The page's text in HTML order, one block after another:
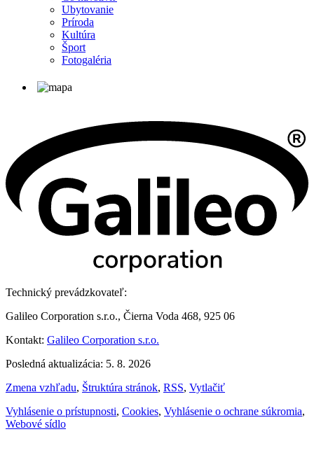
Ubytovanie
Príroda
Kultúra
Šport
Fotogaléria
Technický prevádzkovateľ:
Galileo Corporation s.r.o., Čierna Voda 468, 925 06
Kontakt: Galileo Corporation s.r.o.
Posledná aktualizácia: 5. 8. 2026
Zmena vzhľadu, Štruktúra stránok, RSS, Vytlačiť
Vyhlásenie o prístupnosti, Cookies, Vyhlásenie o ochrane súkromia,
Webové sídlo